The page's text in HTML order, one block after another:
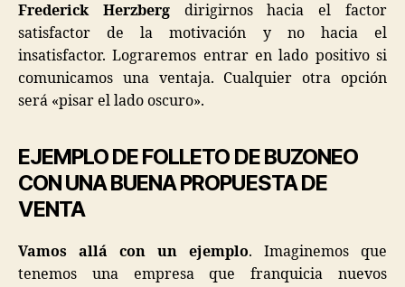
Frederick Herzbergdirigirnos hacia el factor
satisfactor de la motivación y no hacia el
insatisfactor. Lograremos entrar en lado positivo si
comunicamos una ventaja. Cualquier otra opción
será «pisar el lado oscuro».
EJEMPLO DE FOLLETO DE BUZONEO
CON UNA BUENA PROPUESTA DE
VENTA
Vamos allá con un ejemplo. Imaginemos que
tenemos una empresa que franquicia nuevos